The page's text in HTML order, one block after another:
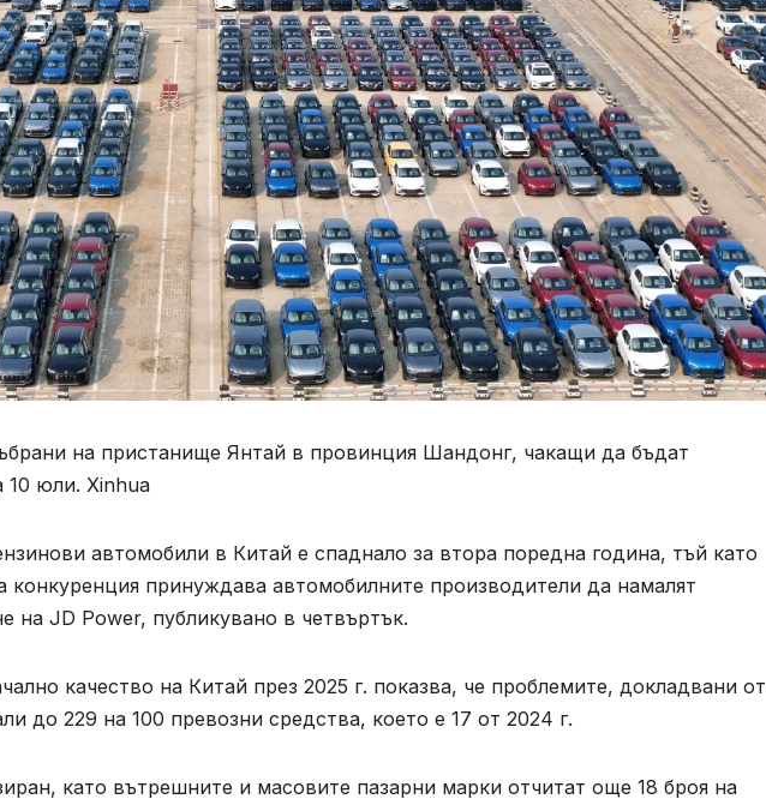
на пристанище Янтай в провинция Шандонг, чакащи да бъдат
10 юли. Xinhua
автомобили в Китай е спаднало за втора поредна година, тъй като
конкуренция принуждава автомобилните производители да намалят
на JD Power, публикувано в четвъртък.
качество на Китай през 2025 г. показва, че проблемите, докладвани от
до 229 на 100 превозни средства, което е 17 от 2024 г.
като вътрешните и масовите пазарни марки отчитат още 18 броя на